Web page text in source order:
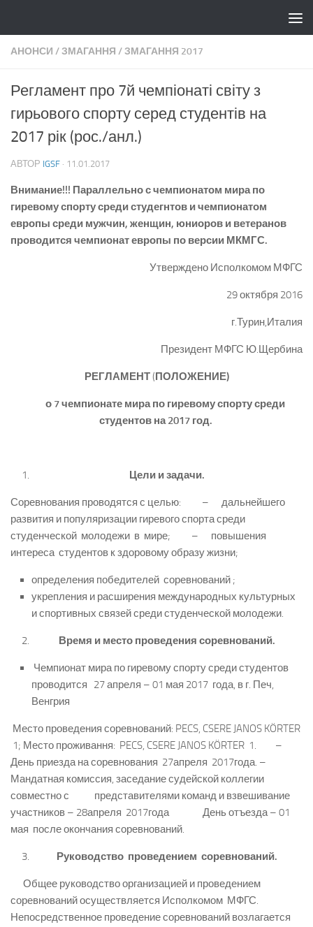
АНОНСИ /ЗМАГАННЯ /ЗМАГАННЯ 2017
Регламент про 7й чемпіонаті світу з
гирьового спорту серед студентів на
2017 рік (рос./анл.)
АВТОР IGSF · 11.01.2017
Внимание!!! Параллельно с чемпионатом мира по
гиревому спорту среди студегнтов и чемпионатом
европы среди мужчин, женщин, юниоров и ветеранов
проводится чемпионат европы по версии МКМГС.
Утверждено Исполкомом МФГС
29 октября 2016
г.Турин,Италия
Президент МФГС Ю.Щербина
РЕГЛАМЕНТ(ПОЛОЖЕНИЕ)
о 7чемпионате мира по гиревому спорту среди
студентов на 2017год.
Цели и задачи.
Соревнования проводятся с целью: – дальнейшего
развития и популяризации гиревого спорта среди
студенческой молодежи в мире; – повышения
интереса студентов к здоровому образу жизни;
определения победителей соревнований ;
укрепления и расширения международных культурных
и спортивных связей среди студенческой молодежи.
Время и место проведения соревнований.
Чемпионат мира по гиревому спорту среди студентов
проводится 27 апреля – 01 мая 2017 года, в г. Печ,
Венгрия
Место проведения соревнований: PECS, CSERE JANOS KÖRTER
1; Место проживання: PECS, CSERE JANOS KÖRTER 1. –
День приезда на соревнования 27апреля 2017года. –
Мандатная комиссия, заседание судейской коллегии
совместно с представителями команд и взвешивание
участников – 28апреля 2017года День отъезда – 01
мая после окончания соревнований.
Руководство проведением соревнований.
Общее руководство организацией и проведением
соревнований осуществляется Исполкомом МФГС.
Непосредственное проведение соревнований возлагается